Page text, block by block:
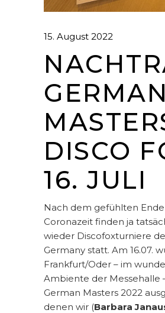
15. August 2022
GERMAN
DISCO
16. JULI
Nach dem gefühlten
Coronazeit finden ja
wieder Discofoxturniere
Germany statt. Am 16.07.
Frankfurt/Oder – im
Ambiente der Messehalle
German Masters 2022
denen wir (Barbara